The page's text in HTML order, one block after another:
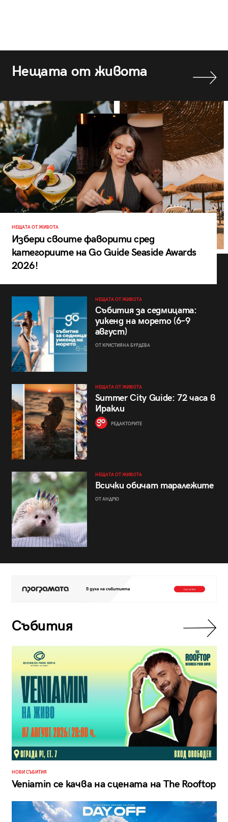
Нещата от живота
НЕЩАТА ОТ ЖИВОТА
Избери своите фаворити сред
категориите на Go Guide Seaside Awards
2026!
НЕЩАТА ОТ ЖИВОТА
Събития за седмицата:
уикенд на морето (6–9
август)
ОТ КРИСТИЯНА БУРДЕВА
НЕЩАТА ОТ ЖИВОТА
Summer City Guide: 72 часа в
Иракли
РЕДАКТОРИТЕ
НЕЩАТА ОТ ЖИВОТА
Всички обичат таралежите
ОТ АНДРЮ
Събития
НОВИ СЪБИТИЯ
Veniamin се качва на сцената на The Rooftop